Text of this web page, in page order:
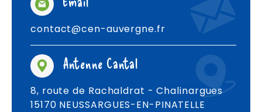
contact@cen-auvergne.fr
Antenne Cantal
8, route de Rachaldrat - Chalinargues
15170 NEUSSARGUES-EN-PINATELLE